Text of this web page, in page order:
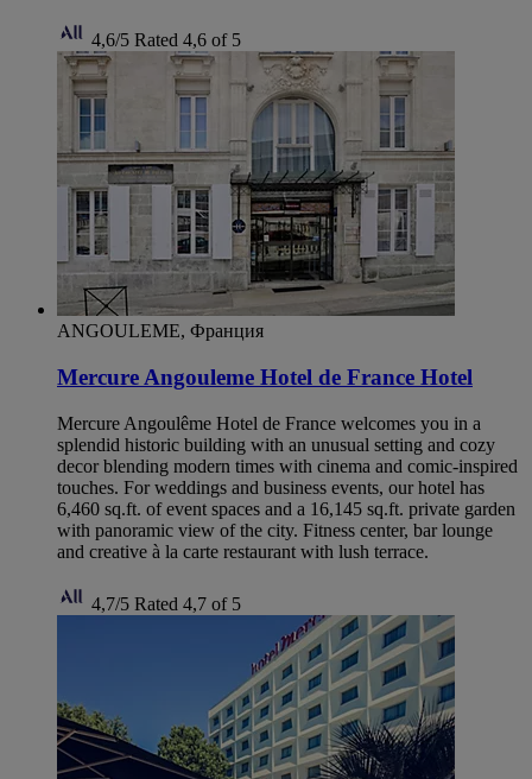
4,6/5 Rated 4,6 of 5
ANGOULEME, Франция
Mercure Angouleme Hotel de France Hotel
Mercure Angoulême Hotel de France welcomes you in a
splendid historic building with an unusual setting and cozy
decor blending modern times with cinema and comic-inspired
touches. For weddings and business events, our hotel has
6,460 sq.ft. of event spaces and a 16,145 sq.ft. private garden
with panoramic view of the city. Fitness center, bar lounge
and creative à la carte restaurant with lush terrace.
4,7/5 Rated 4,7 of 5